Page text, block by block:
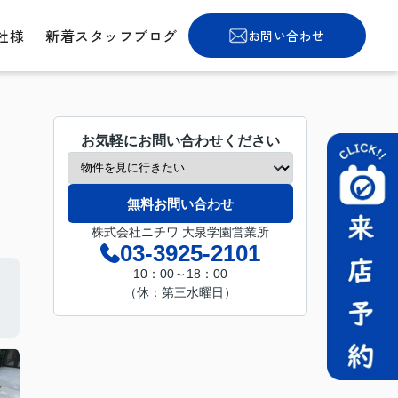
様 新着スタッフブログ お問い合わせ
お気軽にお問い合わせください
無料お問い合わせ
株式会社ニチワ 大泉学園営業所
03-3925-2101
10：00～18：00
（休：第三水曜日）